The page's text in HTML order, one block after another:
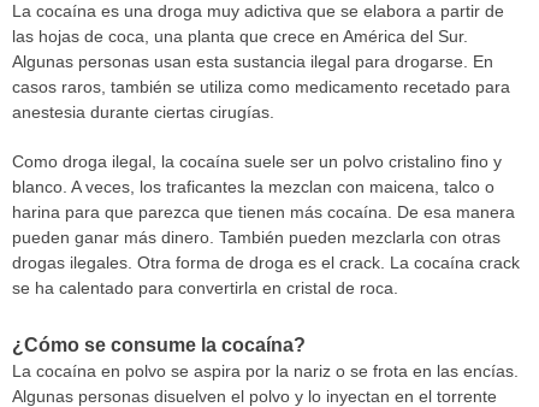
La cocaína es una droga muy adictiva que se elabora a partir de
las hojas de coca, una planta que crece en América del Sur.
Algunas personas usan esta sustancia ilegal para drogarse. En
casos raros, también se utiliza como medicamento recetado para
anestesia durante ciertas cirugías.
Como droga ilegal, la cocaína suele ser un polvo cristalino fino y
blanco. A veces, los traficantes la mezclan con maicena, talco o
harina para que parezca que tienen más cocaína. De esa manera
pueden ganar más dinero. También pueden mezclarla con otras
drogas ilegales. Otra forma de droga es el crack. La cocaína crack
se ha calentado para convertirla en cristal de roca.
¿Cómo se consume la cocaína?
La cocaína en polvo se aspira por la nariz o se frota en las encías.
Algunas personas disuelven el polvo y lo inyectan en el torrente